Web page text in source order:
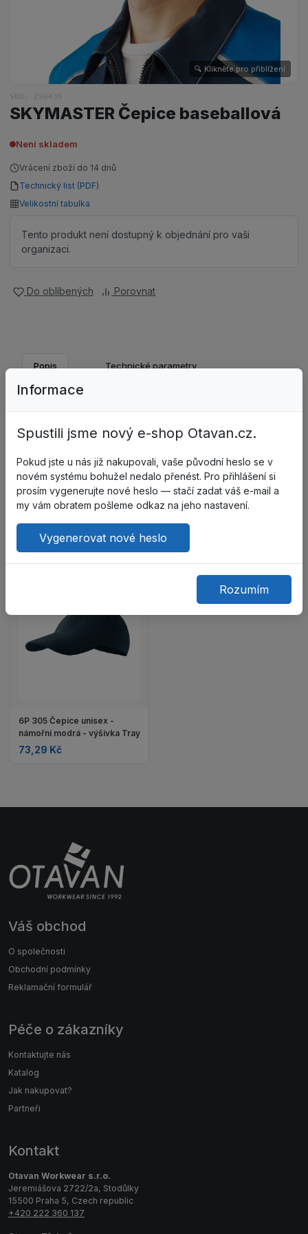
🔍 Klikněte pro přiblížení
SKYMASTER Čepice baseballová
Není skladem
Vrácení zboží do 14 dnů
Technický list (PDF)
Velikostní tabulka
Tento produkt není dostupný k objednání pro vaši
organizaci.
Do oblíbených Porovnat
Popis Technické parametry
Tkanina: New Arena, směsová se zvýšeným obsahem
bavlny (60 % bavlna, 40 % polyester), hmotnost: 250
g/m2, výrobce Klopman (Itálie).
Barva: tmavě modrá, doplňková - oranžová
Zákazníci také kupují
6P 305 Čepice unisex -
námořní modrá - výšivka Tray
73,29 Kč
Váš obchod
O společnosti
Obchodní podmínky
Reklamační formulář
Péče o zákazníky
Kontaktujte nás
Katalog
Jak nakupovat?
Partneři
Kontakt
Otavan Workwear s.r.o.
Jeremiášova 2722/2a, Stodůlky
15500 Praha 5, Czech republic
+420 222 360 137
Informace
Spustili jsme nový e-shop Otavan.cz.
Pokud jste u nás již nakupovali, vaše původní heslo se v
novém systému bohužel nedalo přenést. Pro přihlášení si
prosím vygenerujte nové heslo — stačí zadat váš e-mail a
my vám obratem pošleme odkaz na jeho nastavení.
Vygenerovat nové heslo
Rozumím